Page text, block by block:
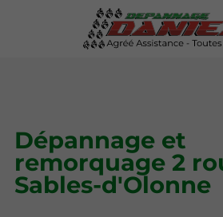
Dépannage et
remorquage 2
Sables-d'Olonne